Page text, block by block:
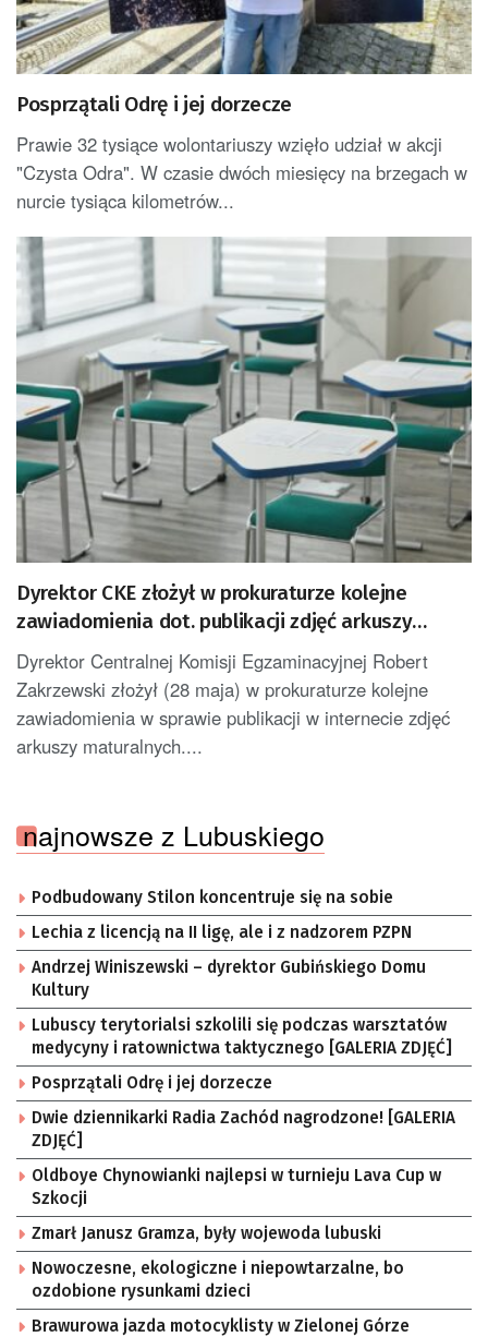
Posprzątali Odrę i jej dorzecze
Prawie 32 tysiące wolontariuszy wzięło udział w akcji
"Czysta Odra". W czasie dwóch miesięcy na brzegach w
nurcie tysiąca kilometrów...
Dyrektor CKE złożył w prokuraturze kolejne
zawiadomienia dot. publikacji zdjęć arkuszy
maturalnych
Dyrektor Centralnej Komisji Egzaminacyjnej Robert
Zakrzewski złożył (28 maja) w prokuraturze kolejne
zawiadomienia w sprawie publikacji w internecie zdjęć
arkuszy maturalnych....
najnowsze z Lubuskiego
Podbudowany Stilon koncentruje się na sobie
Lechia z licencją na II ligę, ale i z nadzorem PZPN
Andrzej Winiszewski – dyrektor Gubińskiego Domu
Kultury
Lubuscy terytorialsi szkolili się podczas warsztatów
medycyny i ratownictwa taktycznego [GALERIA ZDJĘĆ]
Posprzątali Odrę i jej dorzecze
Dwie dziennikarki Radia Zachód nagrodzone! [GALERIA
ZDJĘĆ]
Oldboye Chynowianki najlepsi w turnieju Lava Cup w
Szkocji
Zmarł Janusz Gramza, były wojewoda lubuski
Nowoczesne, ekologiczne i niepowtarzalne, bo
ozdobione rysunkami dzieci
Brawurowa jazda motocyklisty w Zielonej Górze